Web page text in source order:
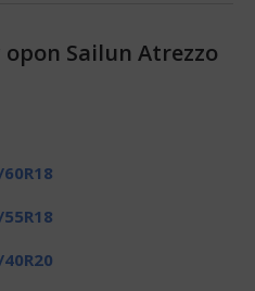
Sailun Atrezzo